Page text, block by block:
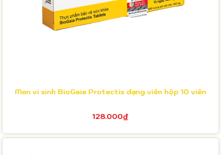
Men vi sinh BioGaia Protectis dạng viên hộp 10 viên
128.000₫